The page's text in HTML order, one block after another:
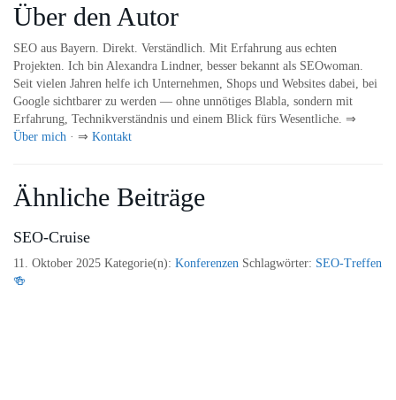
Über den Autor
SEO aus Bayern. Direkt. Verständlich. Mit Erfahrung aus echten
Projekten. Ich bin Alexandra Lindner, besser bekannt als SEOwoman.
Seit vielen Jahren helfe ich Unternehmen, Shops und Websites dabei, bei
Google sichtbarer zu werden — ohne unnötiges Blabla, sondern mit
Erfahrung, Technikverständnis und einem Blick fürs Wesentliche. ⇒
Über mich · ⇒ Kontakt
Ähnliche Beiträge
SEO-Cruise
11. Oktober 2025 Kategorie(n): Konferenzen Schlagwörter: SEO-Treffen
🍻